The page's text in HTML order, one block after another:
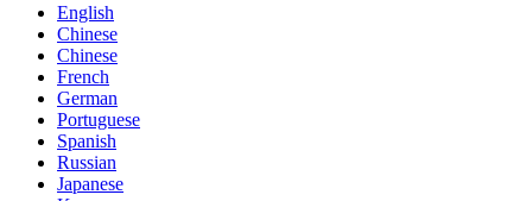
English
Chinese
Chinese
French
German
Portuguese
Spanish
Russian
Japanese